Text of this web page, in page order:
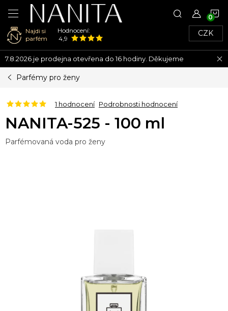
Přejít
na
obsah
Najdi si
parfém
Hodnocení:
4,9
CZK
7.8.2026 je prodejna otevřena do 16 hodiny. Děkujeme
Parfémy pro ženy
1 hodnocení Podrobnosti hodnocení
NANITA-525 - 100 ml
Parfémovaná voda pro ženy